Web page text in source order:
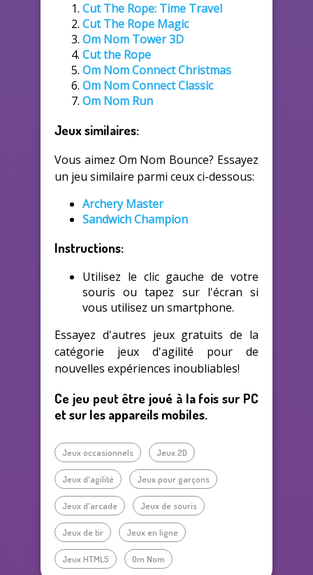
Cut The Rope: Time Travel
Cut The Rope Magic
Om Nom Tower 3D
Cut the Rope
Om Nom Connect Christmas
Om Nom Connect Classic
Om Nom Run
Jeux similaires:
Vous aimez Om Nom Bounce? Essayez
un jeu similaire parmi ceux ci-dessous:
Archery Master
Sandwich Champion
Instructions:
Utilisez le clic gauche de votre
souris ou tapez sur l'écran si
vous utilisez un smartphone.
Essayez d'autres jeux gratuits de la
catégorie jeux d'agilité pour de
nouvelles expériences inoubliables!
Ce jeu peut être joué à la fois sur PC
et sur les appareils mobiles.
Jeux occasionnels Jeux 2D
Jeux d'agilité Jeux pour garçons
Jeux d'arcade Jeux de souris
Jeux de tir Jeux en ligne
Jeux HTML5 Om Nom